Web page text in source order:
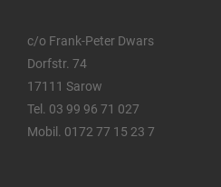
c/o Frank-Peter Dwars
Dorfstr. 74
17111 Sarow
Tel. 03 99 96 71 027
Mobil. 0172 77 15 23 7